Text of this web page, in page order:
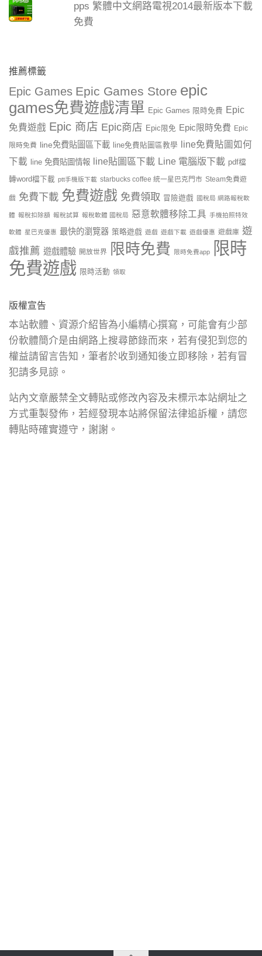
pps 繁體中文網路電視2014最新版本下載
免費
推薦標籤
Epic Games Epic Games Store epic
games免費遊戲清單 Epic Games 限時免費 Epic
免費遊戲 Epic 商店 Epic商店 Epic限免 Epic限時免費 Epic
限時免費 line免費貼圖區下載 line免費貼圖區教學
line免費貼圖如何
下載
line 免費貼圖情報 line貼圖區下載 Line 電腦版下載 pdf檔
轉word檔下載 ptt手機版下載 starbucks coffee 統一星巴克門市 Steam免費遊
戲 免費下載 免費遊戲 免費領取 冒險遊戲 國稅局 網路報稅軟
體 報稅扣除額 報稅試算 報稅軟體 國稅局 惡意軟體移除工具 手機拍照特效
軟體 星巴克優惠 最快的瀏覽器 策略遊戲 遊戲 遊戲下載 遊戲優惠 遊戲庫 遊
戲推薦 遊戲體驗 開放世界 限時免費 限時免費app
限時
免費遊戲 限時活動 領取
版權宣告
本站軟體、資源介紹皆為小編精心撰寫，可能會有少部
份軟體簡介是由網路上搜尋節錄而來，若有侵犯到您的
權益請留言告知，筆者於收到通知後立即移除，若有冒
犯請多見諒。
站內文章嚴禁全文轉貼或修改內容及未標示本站網址之
方式重製發佈，若經發現本站將保留法律追訴權，請您
轉貼時確實遵守，謝謝。